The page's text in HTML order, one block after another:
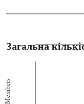
Загальна
Members